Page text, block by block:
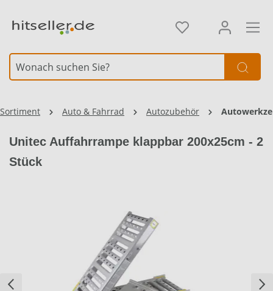
Sortiment Auto & Fahrrad Autozubehör
Unitec Auffahrrampe klappbar 200x25cm - 2
Stück